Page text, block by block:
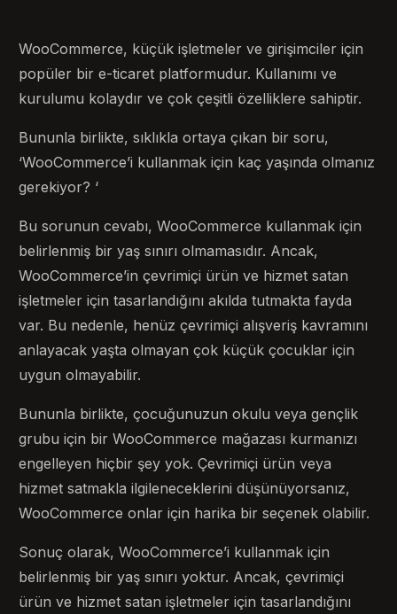
WooCommerce, küçük işletmeler ve girişimciler için
popüler bir e-ticaret platformudur. Kullanımı ve
kurulumu kolaydır ve çok çeşitli özelliklere sahiptir.
Bununla birlikte, sıklıkla ortaya çıkan bir soru,
‘WooCommerce’i kullanmak için kaç yaşında olmanız
gerekiyor? ‘
Bu sorunun cevabı, WooCommerce kullanmak için
belirlenmiş bir yaş sınırı olmamasıdır. Ancak,
WooCommerce’in çevrimiçi ürün ve hizmet satan
işletmeler için tasarlandığını akılda tutmakta fayda
var. Bu nedenle, henüz çevrimiçi alışveriş kavramını
anlayacak yaşta olmayan çok küçük çocuklar için
uygun olmayabilir.
Bununla birlikte, çocuğunuzun okulu veya gençlik
grubu için bir WooCommerce mağazası kurmanızı
engelleyen hiçbir şey yok. Çevrimiçi ürün veya
hizmet satmakla ilgileneceklerini düşünüyorsanız,
WooCommerce onlar için harika bir seçenek olabilir.
Sonuç olarak, WooCommerce’i kullanmak için
belirlenmiş bir yaş sınırı yoktur. Ancak, çevrimiçi
ürün ve hizmet satan işletmeler için tasarlandığını